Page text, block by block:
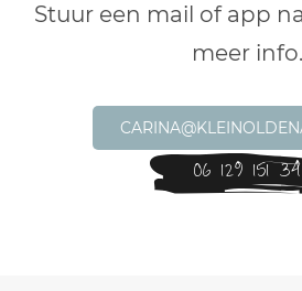
Stuur een mail of app
meer info.
06 129 151 34